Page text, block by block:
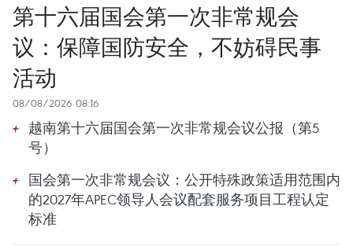
第十六届国会第一次非常规会
议：保障国防安全，不妨碍民事
活动
08/08/2026 08:16
越南第十六届国会第一次非常规会议公报（第5
号）
国会第一次非常规会议：公开特殊政策适用范围内
的2027年APEC领导人会议配套服务项目工程认定
标准